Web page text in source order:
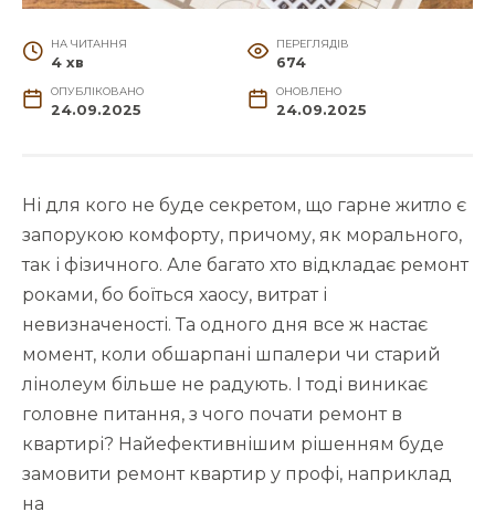
НА ЧИТАННЯ
4 хв
ПЕРЕГЛЯДІВ
674
ОПУБЛІКОВАНО
24.09.2025
ОНОВЛЕНО
24.09.2025
Ні для кого не буде секретом, що гарне житло є
запорукою комфорту, причому, як морального,
так і фізичного. Але багато хто відкладає ремонт
роками, бо боїться хаосу, витрат і
невизначеності. Та одного дня все ж настає
момент, коли обшарпані шпалери чи старий
лінолеум більше не радують. І тоді виникає
головне питання, з чого почати ремонт в
квартирі? Найефективнішим рішенням буде
замовити ремонт квартир у профі, наприклад
на